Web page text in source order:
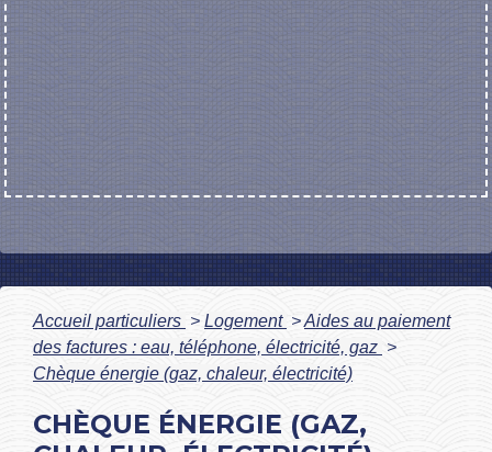
Accueil particuliers > Logement >Aides au paiement
des factures : eau, téléphone, électricité, gaz >
Chèque énergie (gaz, chaleur, électricité)
CHÈQUE ÉNERGIE (GAZ,